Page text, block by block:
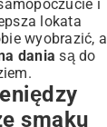
i
lokata
wyobrazić, a
dania są do
smaku